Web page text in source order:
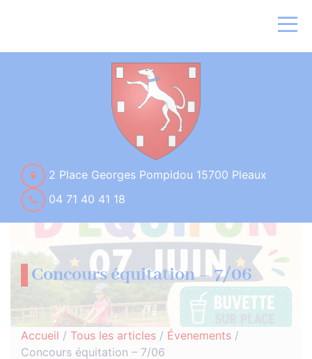
2 Place Georges Pompidou 15700 Pleaux
04 71 40 41 18
Concours équitation – 7/06
Accueil / Tous les articles / Évenements /
Concours équitation – 7/06